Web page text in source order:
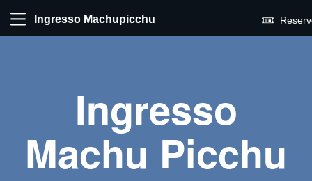
Ingresso Machupicchu
Ingresso
Machu Picchu